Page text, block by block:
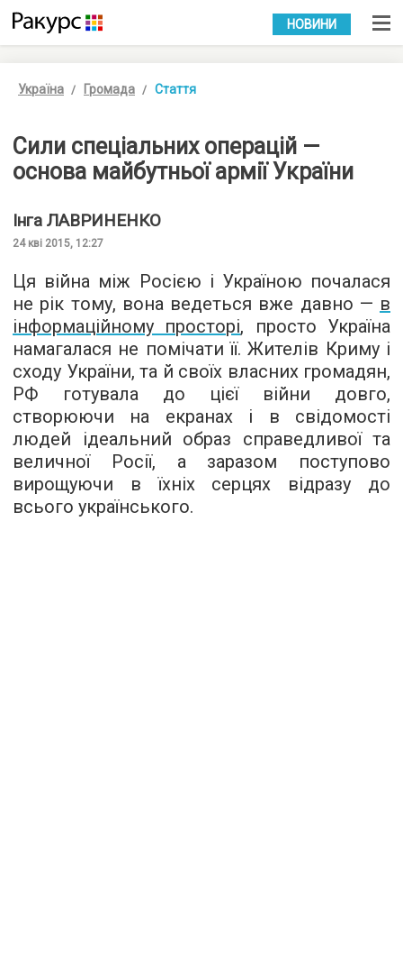
УКР РУС
НОВИНИ
Україна Громада Стаття
Сили спеціальних операцій —
основа майбутньої армії України
Інга ЛАВРИНЕНКО
24 кві 2015, 12:27
Ця війна між Росією і Україною почалася
не рік тому, вона ведеться вже давно — в
інформаційному просторі, просто Україна
намагалася не помічати її. Жителів Криму і
сходу України, та й своїх власних громадян,
РФ готувала до цієї війни довго,
створюючи на екранах і в свідомості
людей ідеальний образ справедливої та
величної Росії, а заразом поступово
вирощуючи в їхніх серцях відразу до
всього українського.